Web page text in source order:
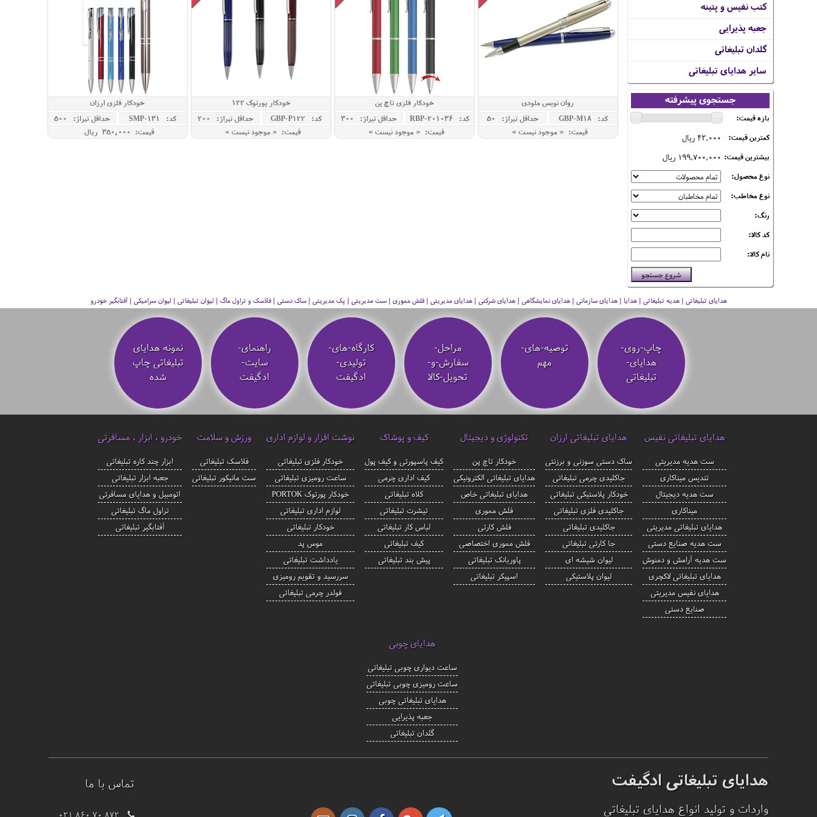
کتب نفیس و پتینه
جعبه پذیرایی
گلدان تبلیغاتی
سایر هدایای تبلیغاتی
جستجوی پیشرفته
بازه قیمت:
کمترین قیمت:
42,000 ریال
بیشترین قیمت: 199,700,000 ریال
نوع محصول:
نوع مخاطب:
رنگ:
کد کالا:
نام کالا:
روان نویس ملودی
کد: GBP-M18
حداقل تيراژ: 50
قیمت: « موجود نیست »
خودکار فلزی تاچ پن
کد: RBP-201036
حداقل تيراژ: 300
قیمت: « موجود نیست »
خودکار پورتوک 122
کد: GBP-P122
حداقل تيراژ: 200
قیمت: « موجود نیست »
خودکار فلزی ارزان
کد: SMP-131
حداقل تيراژ: 500
قیمت: 350,000 ريال
هدایای تبلیغاتی | هدیه تبلیغاتی | هدایا | هدایای سازمانی | هدایای نمایشگاهی | هدایای شرکتی | هدایای مدیریتی | فلش مموری | ست مدیریتی | پک مدیریتی | ساک دستی | فلاسک و تراول ماگ | لیوان تبلیغاتی | لیوان سرامیکی | آفتابگیر خودرو
چاپ-روی-
هدایای-
تبلیغاتی
توصیه‌-های-
مهم
مراحل-
سفارش-و-
تحویل-کالا
کارگاه-های-
تولیدی-
ادگیفت
راهنمای-
سایت-
ادگیفت
نمونه هدایای
تبلیغاتی چاپ
شده
هدایای تبلیغاتی نفیس
ست هدیه مدیریتی
تندیس میناکاری
ست هدیه دیجیتال
میناکاری
هدایای تبلیغاتی مدیریتی
ست هدیه صنایع دستی
ست هدیه آرامش و دمنوش
هدایای تبلیغاتی لاکچری
هدایای نفیس مدیریتی
صنایع دستی
هدایای تبلیغاتی ارزان
ساک دستی سوزنی و برزنتی
جاکلیدی چرمی تبلیغاتی
خودکار پلاستیکی تبلیغاتی
جاکلیدی فلزی تبلیغاتی
جاکلیدی تبلیغاتی
جا کارتی تبلیغاتی
لیوان شیشه ای
لیوان پلاستیکی
تکنولوژی و دیجیتال
خودکار تاچ پن
هدایای تبلیغاتی الکترونیکی
هدایای تبلیغاتی خاص
فلش مموری
فلش کارتی
فلش مموری اختصاصی
پاوربانک تبلیغاتی
اسپیکر تبلیغاتی
کیف و پوشاک
کیف پاسپورتی و کیف پول
کیف اداری چرمی
کلاه تبلیغاتی
تیشرت تبلیغاتی
لباس کار تبلیغاتی
کیف تبلیغاتی
پیش بند تبلیغاتی
نوشت افزار و لوازم اداری
خودکار فلزی تبلیغاتی
ساعت رومیزی تبلیغاتی
خودکار پورتوک PORTOK
لوازم اداری تبلیغاتی
خودکار تبلیغاتی
موس پد
یادداشت تبلیغاتی
سررسید و تقویم رومیزی
فولدر چرمی تبلیغاتی
ورزش و سلامت
فلاسک تبلیغاتی
ست مانیکور تبلیغاتی
خودرو ، ابزار ، مسافرتی
ابزار چند کاره تبلیغاتی
جعبه ابزار تبلیغاتی
اتومبیل و هدایای مسافرتی
تراول ماگ تبلیغاتی
آفتابگیر تبلیغاتی
هدایای چوبی
ساعت دیواری چوبی تبلیغاتی
ساعت رومیزی چوبی تبلیغاتی
هدایای تبلیغاتی چوبی
جعبه پذیرایی
گلدان تبلیغاتی
هدایای تبلیغاتی ادگیفت
واردات و تولید انواع هدایای تبلیغاتی
تماس با ما